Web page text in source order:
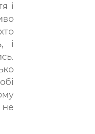
і
і
не